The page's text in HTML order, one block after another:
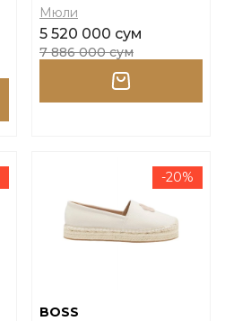
Мюли
5 520 000 сум
7 886 000 сум
-20%
BOSS